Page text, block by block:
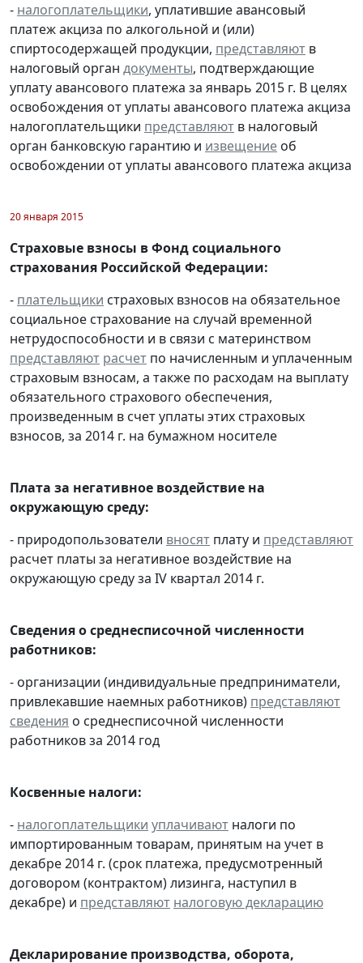
- налогоплательщики, уплатившие авансовый
платеж акциза по алкогольной и (или)
спиртосодержащей продукции, представляют в
налоговый орган документы, подтверждающие
уплату авансового платежа за январь 2015 г. В целях
освобождения от уплаты авансового платежа акциза
налогоплательщики представляют в налоговый
орган банковскую гарантию и извещение об
освобождении от уплаты авансового платежа акциза
20 января 2015
Страховые взносы в Фонд социального
страхования Российской Федерации:
- плательщики страховых взносов на обязательное
социальное страхование на случай временной
нетрудоспособности и в связи с материнством
представляют расчет по начисленным и уплаченным
страховым взносам, а также по расходам на выплату
обязательного страхового обеспечения,
произведенным в счет уплаты этих страховых
взносов, за 2014 г. на бумажном носителе
Плата за негативное воздействие на
окружающую среду:
- природопользователи вносят плату и представляют
расчет платы за негативное воздействие на
окружающую среду за IV квартал 2014 г.
Сведения о среднесписочной численности
работников:
- организации (индивидуальные предприниматели,
привлекавшие наемных работников) представляют
сведения о среднесписочной численности
работников за 2014 год
Косвенные налоги:
- налогоплательщики уплачивают налоги по
импортированным товарам, принятым на учет в
декабре 2014 г. (срок платежа, предусмотренный
договором (контрактом) лизинга, наступил в
декабре) и представляют налоговую декларацию
Декларирование производства, оборота,